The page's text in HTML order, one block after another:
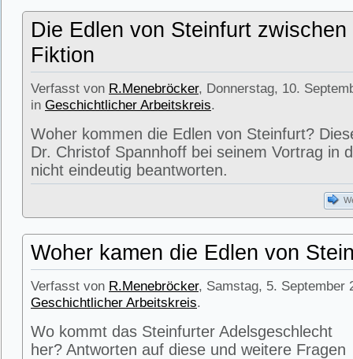
Die Edlen von Steinfurt
Fiktion
Verfasst von R.Menebröcker, Donnerstag, 10.
in Geschichtlicher Arbeitskreis.
Woher kommen die Edlen von Steinfurt?
Dr. Christof Spannhoff bei seinem Vortrag in
nicht eindeutig beantworten.
Woher kamen die Edlen von
Verfasst von R.Menebröcker, Samstag, 5. September
Geschichtlicher Arbeitskreis.
Wo kommt das Steinfurter Adelsgeschlecht
her? Antworten auf diese und weitere Fragen